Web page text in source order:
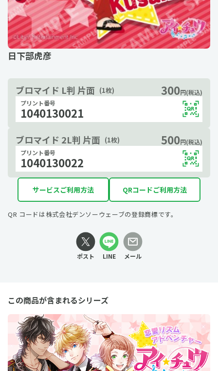
日下部虎彦
ブロマイド L判 片面 (1枚) 300円(税込)
プリント番号
1040130021
ブロマイド 2L判 片面 (1枚) 500円(税込)
プリント番号
1040130022
サービスご利用方法 QRコードご利用方法
QR コードは株式会社デンソーウェーブの登録商標です。
ポスト LINE メール
この商品が含まれるシリーズ